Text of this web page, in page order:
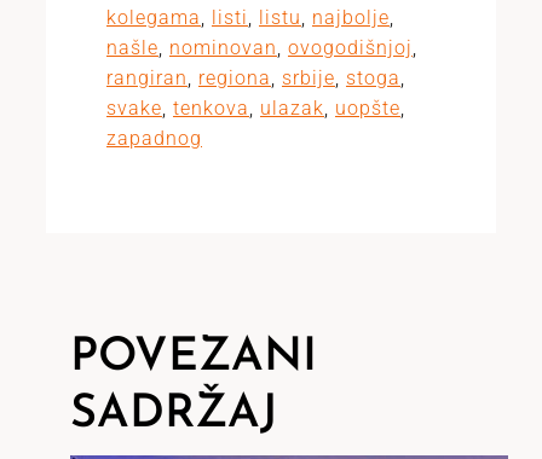
kolegama, listi, listu, najbolje,
našle, nominovan, ovogodišnjoj,
rangiran, regiona, srbije, stoga,
svake, tenkova, ulazak, uopšte,
zapadnog
POVEZANI
SADRŽAJ